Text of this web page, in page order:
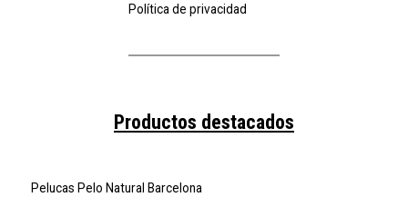
Política de privacidad
Productos destacados
Pelucas Pelo Natural Barcelona